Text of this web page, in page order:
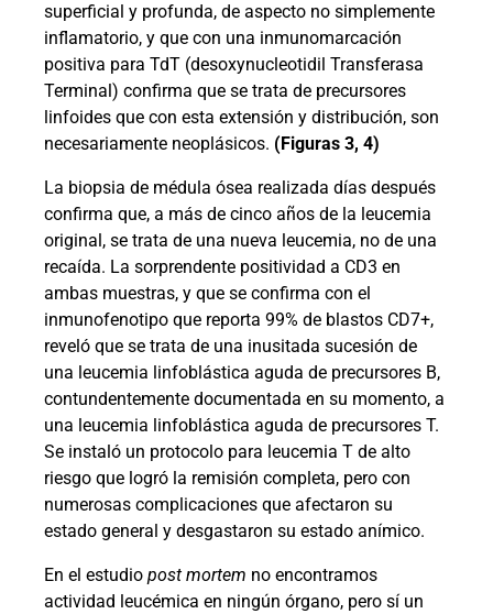
superficial y profunda, de aspecto no simplemente
inflamatorio, y que con una inmunomarcación
positiva para TdT (desoxynucleotidil Transferasa
Terminal) confirma que se trata de precursores
linfoides que con esta extensión y distribución, son
necesariamente neoplásicos. (Figuras 3, 4)
La biopsia de médula ósea realizada días después
confirma que, a más de cinco años de la leucemia
original, se trata de una nueva leucemia, no de una
recaída. La sorprendente positividad a CD3 en
ambas muestras, y que se confirma con el
inmunofenotipo que reporta 99% de blastos CD7+,
reveló que se trata de una inusitada sucesión de
una leucemia linfoblástica aguda de precursores B,
contundentemente documentada en su momento, a
una leucemia linfoblástica aguda de precursores T.
Se instaló un protocolo para leucemia T de alto
riesgo que logró la remisión completa, pero con
numerosas complicaciones que afectaron su
estado general y desgastaron su estado anímico.
En el estudio post mortem no encontramos
actividad leucémica en ningún órgano, pero sí un